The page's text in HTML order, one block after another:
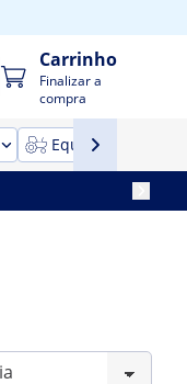
Carrinho
Finalizar a
compra
Equipamentos